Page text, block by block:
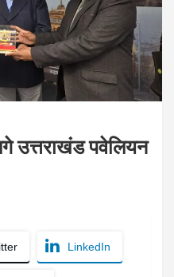
उत्तराखंड पवेलियन
LinkedIn